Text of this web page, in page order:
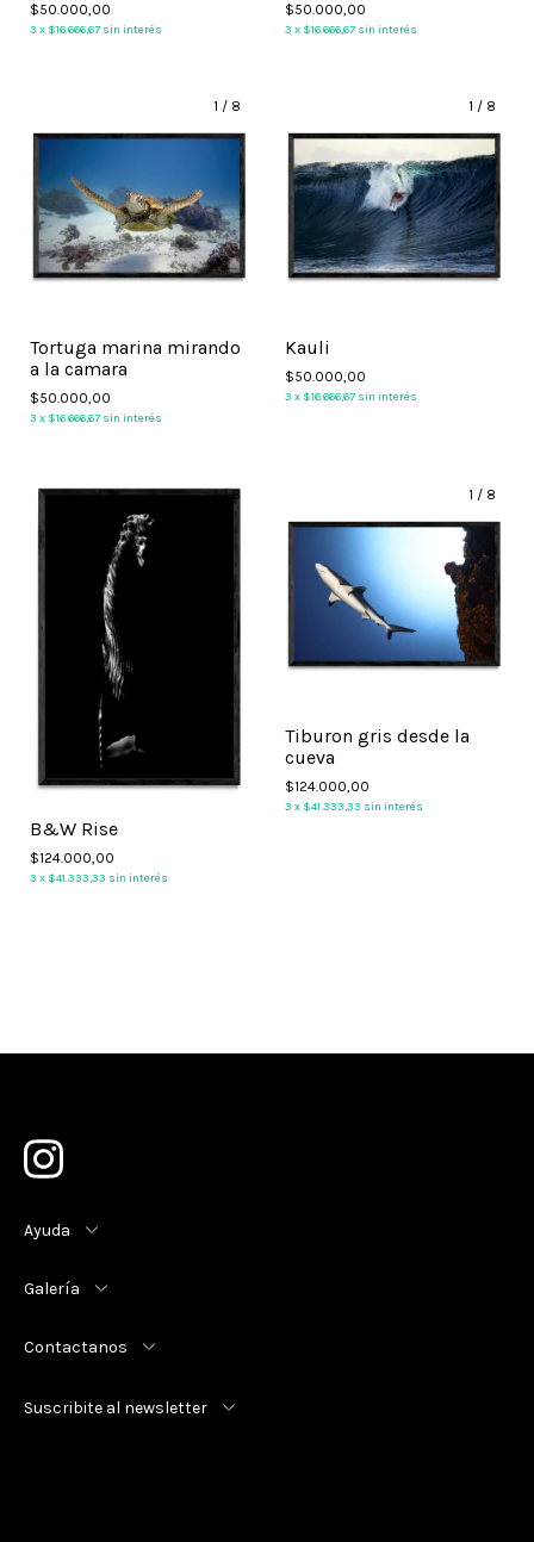
$50.000,00
3 x $16.666,67 sin interés
$50.000,00
3 x $16.666,67 sin interés
1 / 8
Tortuga marina mirando
a la camara
$50.000,00
3 x $16.666,67 sin interés
1 / 8
Kauli
$50.000,00
3 x $16.666,67 sin interés
1/8
B&W Rise
$124.000,00
3 x $41.333,33 sin interés
1 / 8
Tiburon gris desde la
cueva
$124.000,00
3 x $41.333,33 sin interés
Ayuda
Galería
Contactanos
Suscribite al newsletter